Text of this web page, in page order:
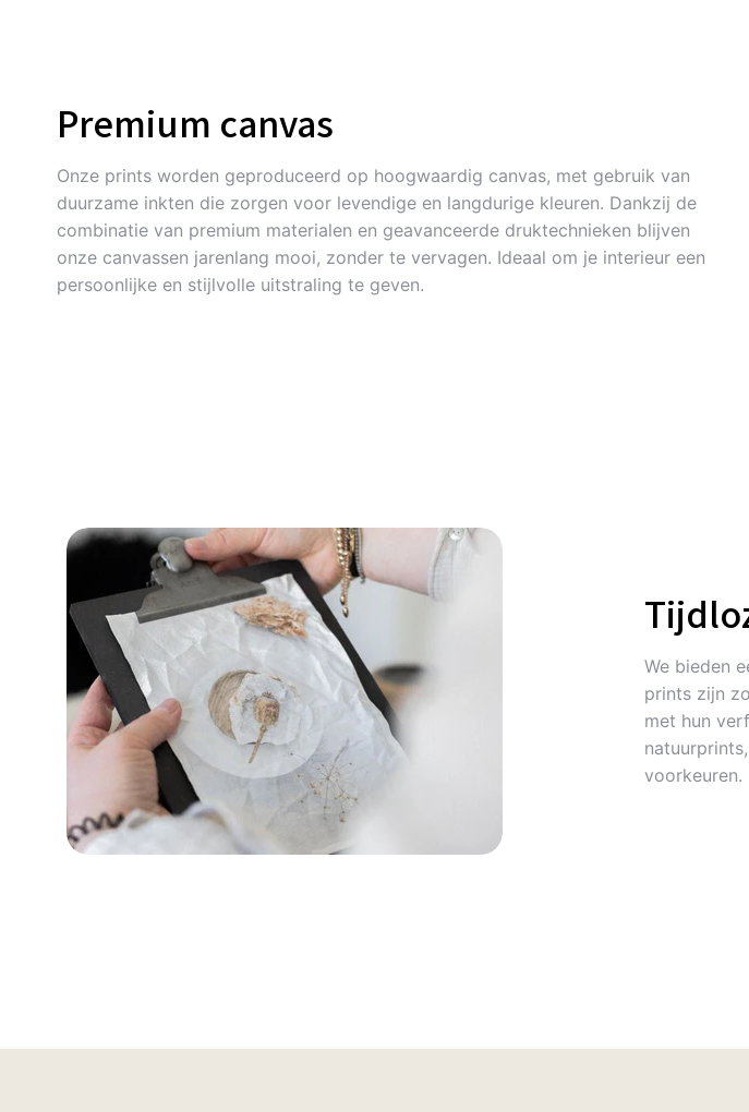
Premium canvas
Onze prints worden geproduceerd op hoogwaardig canvas, met gebruik van
duurzame inkten die zorgen voor levendige en langdurige kleuren. Dankzij de
combinatie van premium materialen en geavanceerde druktechnieken blijven
onze canvassen jarenlang mooi, zonder te vervagen. Ideaal om je interieur een
persoonlijke en stijlvolle uitstraling te geven.
We bieden
prints zijn
met hun
voorkeuren.